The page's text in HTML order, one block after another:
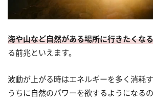
海や山など自然がある場所に行きたくなる
る前兆といえます。
波動が上がる時はエネルギーを多く消耗
うちに自然のパワーを欲するようになるの